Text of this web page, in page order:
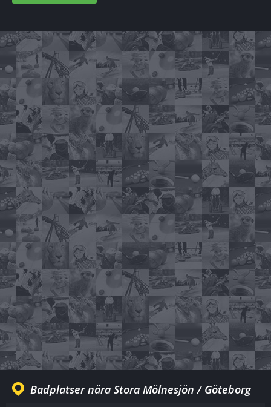
Badplatser nära Stora Mölnesjön / Göteborg